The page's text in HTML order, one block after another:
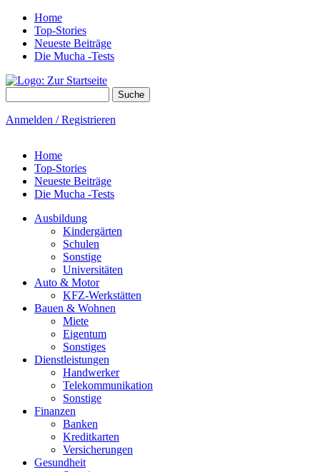
Home
Top-Stories
Neueste Beiträge
Die Mucha -Tests
Anmelden / Registrieren
Home
Top-Stories
Neueste Beiträge
Die Mucha -Tests
Ausbildung
Kindergärten
Schulen
Sonstige
Universitäten
Auto & Motor
KFZ-Werkstätten
Bauen & Wohnen
Miete
Eigentum
Sonstiges
Dienstleistungen
Handwerker
Telekommunikation
Sonstige
Finanzen
Banken
Kreditkarten
Versicherungen
Gesundheit